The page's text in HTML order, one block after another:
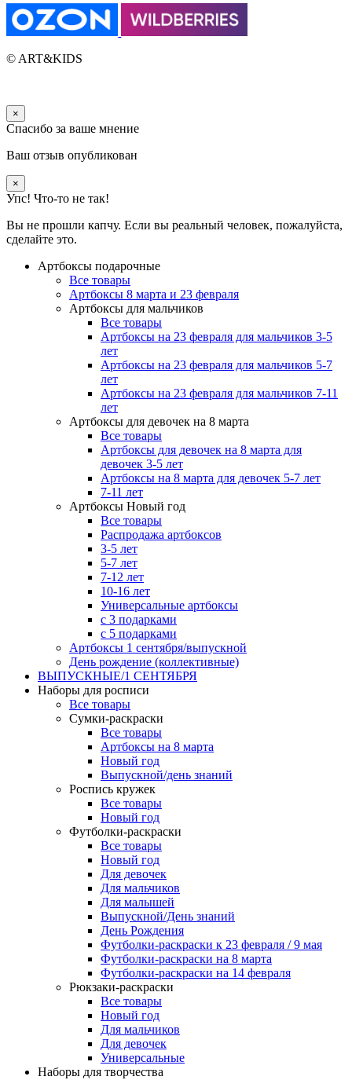
© ART&KIDS
×
Спасибо за ваше мнение
Ваш отзыв опубликован
×
Упс! Что-то не так!
Вы не прошли капчу. Если вы реальный человек, пожалуйста,
сделайте это.
Артбоксы подарочные
Все товары
Артбоксы 8 марта и 23 февраля
Артбоксы для мальчиков
Все товары
Артбоксы на 23 февраля для мальчиков 3-5
лет
Артбоксы на 23 февраля для мальчиков 5-7
лет
Артбоксы на 23 февраля для мальчиков 7-11
лет
Артбоксы для девочек на 8 марта
Все товары
Артбоксы для девочек на 8 марта для
девочек 3-5 лет
Артбоксы на 8 марта для девочек 5-7 лет
7-11 лет
Артбоксы Новый год
Все товары
Распродажа артбоксов
3-5 лет
5-7 лет
7-12 лет
10-16 лет
Универсальные артбоксы
с 3 подарками
с 5 подарками
Артбоксы 1 сентября/выпускной
День рождение (коллективные)
ВЫПУСКНЫЕ/1 СЕНТЯБРЯ
Наборы для росписи
Все товары
Сумки-раскраски
Все товары
Артбоксы на 8 марта
Новый год
Выпускной/день знаний
Роспись кружек
Все товары
Новый год
Футболки-раскраски
Все товары
Новый год
Для девочек
Для мальчиков
Для малышей
Выпускной/День знаний
День Рождения
Футболки-раскраски к 23 февраля / 9 мая
Футболки-раскраски на 8 марта
Футболки-раскраски на 14 февраля
Рюкзаки-раскраски
Все товары
Новый год
Для мальчиков
Для девочек
Универсальные
Наборы для творчества